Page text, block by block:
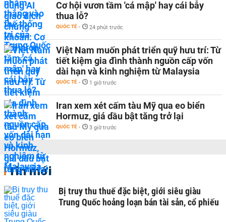
Cơ hội vươn tầm 'cá mập' hay cái bẫy
thua lỗ?
QUỐC TẾ - 24 phút trước
Việt Nam muốn phát triển quỹ hưu trí: Từ
tiết kiệm gia đình thành nguồn cấp vốn
dài hạn và kinh nghiệm từ Malaysia
QUỐC TẾ - 1 giờ trước
Iran xem xét cấm tàu Mỹ qua eo biển
Hormuz, giá dầu bật tăng trở lại
QUỐC TẾ - 3 giờ trước
Tin mới
Bị truy thu thuế đặc biệt, giới siêu giàu
Trung Quốc hoảng loạn bán tài sản, cổ phiếu